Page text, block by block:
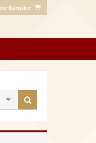
Künstler
finden